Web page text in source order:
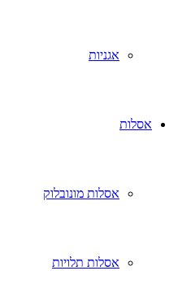
אגניות
אסלות
אסלות מונובלוק
אסלות תלויות